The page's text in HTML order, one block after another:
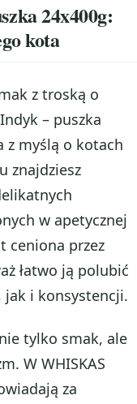
24x400g:
kota
z troską o
– puszka
z myślą o kotach
znajdziesz
w apetycznej
ceniona przez
łatwo ją polubić
jak i konsystencji.
tylko smak, ale
W WHISKAS
za